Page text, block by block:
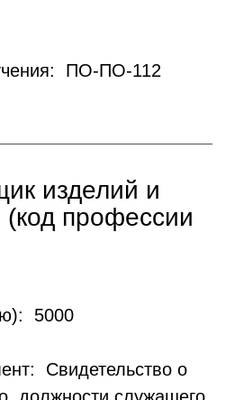
ПО-ПО-112
изделий и
(код профессии
5000
Свидетельство о